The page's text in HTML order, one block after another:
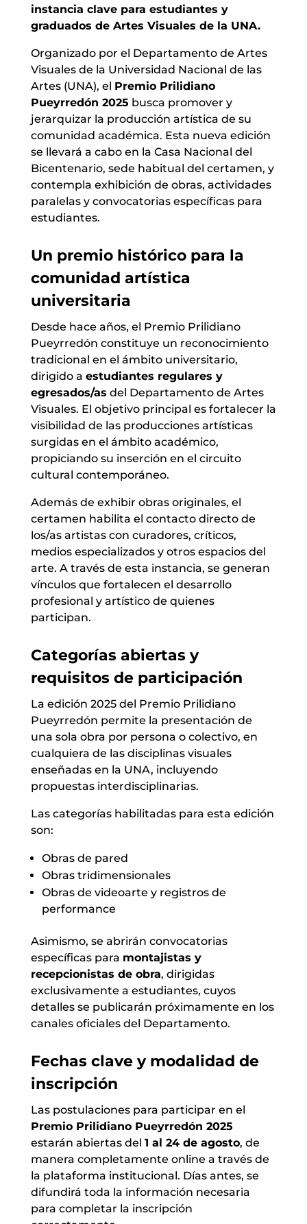
instancia clave para estudiantes y
graduados de Artes Visuales de la UNA.
Organizado por el Departamento de Artes
Visuales de la Universidad Nacional de las
Artes (UNA), el Premio Prilidiano
Pueyrredón 2025 busca promover y
jerarquizar la producción artística de su
comunidad académica. Esta nueva edición
se llevará a cabo en la Casa Nacional del
Bicentenario, sede habitual del certamen, y
contempla exhibición de obras, actividades
paralelas y convocatorias específicas para
estudiantes.
Un premio histórico para la
comunidad artística
universitaria
Desde hace años, el Premio Prilidiano
Pueyrredón constituye un reconocimiento
tradicional en el ámbito universitario,
dirigido a estudiantes regulares y
egresados/as del Departamento de Artes
Visuales. El objetivo principal es fortalecer la
visibilidad de las producciones artísticas
surgidas en el ámbito académico,
propiciando su inserción en el circuito
cultural contemporáneo.
Además de exhibir obras originales, el
certamen habilita el contacto directo de
los/as artistas con curadores, críticos,
medios especializados y otros espacios del
arte. A través de esta instancia, se generan
vínculos que fortalecen el desarrollo
profesional y artístico de quienes
participan.
Categorías abiertas y
requisitos de participación
La edición 2025 del Premio Prilidiano
Pueyrredón permite la presentación de
una sola obra por persona o colectivo, en
cualquiera de las disciplinas visuales
enseñadas en la UNA, incluyendo
propuestas interdisciplinarias.
Las categorías habilitadas para esta edición
son:
Obras de pared
Obras tridimensionales
Obras de videoarte y registros de
performance
Asimismo, se abrirán convocatorias
específicas para montajistas y
recepcionistas de obra, dirigidas
exclusivamente a estudiantes, cuyos
detalles se publicarán próximamente en los
canales oficiales del Departamento.
Fechas clave y modalidad de
inscripción
Las postulaciones para participar en el
Premio Prilidiano Pueyrredón 2025
estarán abiertas del 1 al 24 de agosto, de
manera completamente online a través de
la plataforma institucional. Días antes, se
difundirá toda la información necesaria
para completar la inscripción